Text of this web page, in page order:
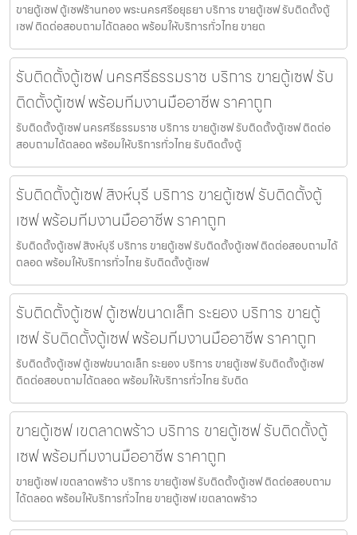
ขายตู้เซฟ ตู้เซฟร้านทอง พระนครศรีอยุธยา บริการ ขายตู้เซฟ รับติดตั้งตู้
เซฟ ติดต่อสอบถามได้ตลอด พร้อมให้บริการทั่วไทย ขายต
รับติดตั้งตู้เซฟ นครศรีธรรมราช บริการ ขายตู้เซฟ รับ
ติดตั้งตู้เซฟ พร้อมทีมงานมืออาชีพ ราคาถูก
รับติดตั้งตู้เซฟ นครศรีธรรมราช บริการ ขายตู้เซฟ รับติดตั้งตู้เซฟ ติดต่อ
สอบถามได้ตลอด พร้อมให้บริการทั่วไทย รับติดตั้งตู้
รับติดตั้งตู้เซฟ สิงห์บุรี บริการ ขายตู้เซฟ รับติดตั้งตู้
เซฟ พร้อมทีมงานมืออาชีพ ราคาถูก
รับติดตั้งตู้เซฟ สิงห์บุรี บริการ ขายตู้เซฟ รับติดตั้งตู้เซฟ ติดต่อสอบถามได้
ตลอด พร้อมให้บริการทั่วไทย รับติดตั้งตู้เซฟ
รับติดตั้งตู้เซฟ ตู้เซฟขนาดเล็ก ระยอง บริการ ขายตู้
เซฟ รับติดตั้งตู้เซฟ พร้อมทีมงานมืออาชีพ ราคาถูก
รับติดตั้งตู้เซฟ ตู้เซฟขนาดเล็ก ระยอง บริการ ขายตู้เซฟ รับติดตั้งตู้เซฟ
ติดต่อสอบถามได้ตลอด พร้อมให้บริการทั่วไทย รับติด
ขายตู้เซฟ เขตลาดพร้าว บริการ ขายตู้เซฟ รับติดตั้งตู้
เซฟ พร้อมทีมงานมืออาชีพ ราคาถูก
ขายตู้เซฟ เขตลาดพร้าว บริการ ขายตู้เซฟ รับติดตั้งตู้เซฟ ติดต่อสอบถาม
ได้ตลอด พร้อมให้บริการทั่วไทย ขายตู้เซฟ เขตลาดพร้าว